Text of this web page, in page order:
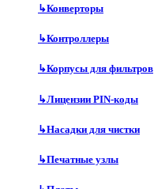
↳Конверторы
↳Контроллеры
↳Корпусы для фильтров
↳Лицензии PIN-коды
↳Насадки для чистки
↳Печатные узлы